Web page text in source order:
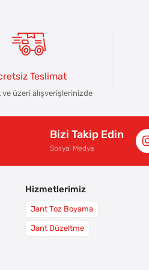
Teslimat
ve üzeri alışverişlerinizde
Bizi Takip Edin
Sosyal Medya
Hizmetlerimiz
Jant Toz Boyama
Jant Düzeltme